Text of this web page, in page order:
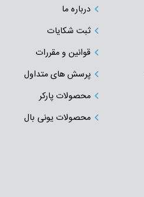
درباره ما
ثبت شکایات
قوانین و مقررات
پرسش های متداول
محصولات پارکر
محصولات یونی بال